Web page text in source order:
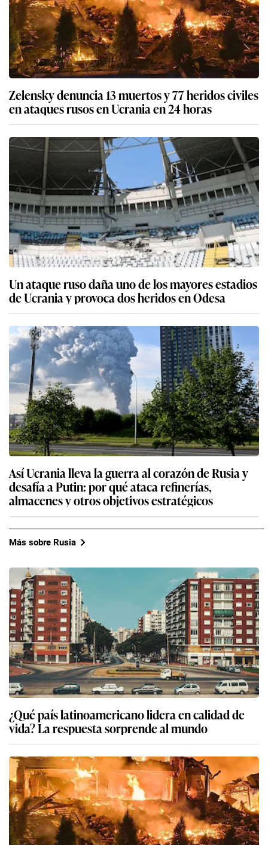
Zelensky denuncia 13 muertos y 77 heridos civiles
en ataques rusos en Ucrania en 24 horas
Un ataque ruso daña uno de los mayores estadios
de Ucrania y provoca dos heridos en Odesa
Así Ucrania lleva la guerra al corazón de Rusia y
desafía a Putin: por qué ataca refinerías,
almacenes y otros objetivos estratégicos
Más sobre Rusia
¿Qué país latinoamericano lidera en calidad de
vida? La respuesta sorprende al mundo